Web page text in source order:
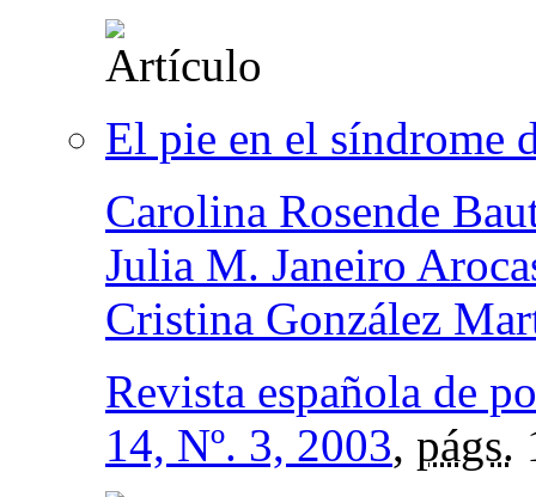
El pie en el síndrome
Carolina Rosende
Julia M. Janeiro
Cristina González
Revista española de
14, Nº. 3, 2003, págs.